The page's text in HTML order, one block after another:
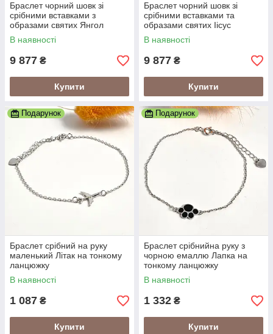
Браслет чорний шовк зі
срібними вставками з
образами святих Янгол
Охоронець
В наявності
9 877 ₴
Купити
Браслет чорний шовк зі
срібними вставками та
образами святих Іісус
Христос
В наявності
9 877 ₴
Купити
Подарунок
Браслет срібний на руку
маленький Літак на тонкому
ланцюжку
В наявності
1 087 ₴
Купити
Подарунок
Браслет срібнийна руку з
чорною емаллю Лапка на
тонкому ланцюжку
В наявності
1 332 ₴
Купити